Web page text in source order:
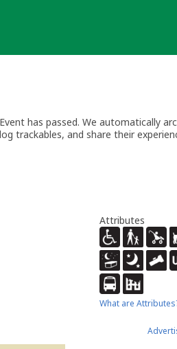
has passed. We automatically
trackables, and share their
Attributes
What are